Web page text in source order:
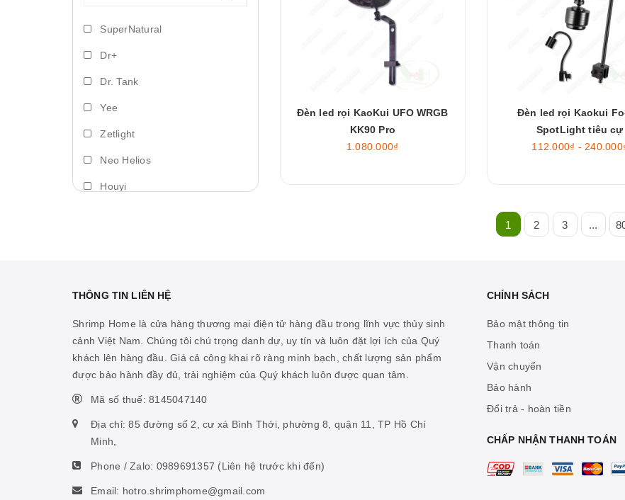
Đèn led rọi KaoKui UFO WRGB
KK90 Pro
1.080.000₫
Đèn led rọi Kaokui
SpotLight tiêu cự
112.000₫ -
1 2 3 ...
Vitamin cá biển
Hỗ trợ ao hồ
Nhíp
Phụ kiện ấp artemia
Hỗ trợ tiêu hóa
SuperNatural
Dr+
Dr. Tank
Yee
Zetlight
Neo Helios
Houyi
Dymax
Cibi
KZJ
Mius
KW zone
Coloer
THÔNG TIN LIÊN HỆ
Shrimp Home là cửa hàng thương mại điện tử hàng đầu trong lĩnh vực thủy sinh
cảnh Việt Nam. Chúng tôi chú trọng danh dự, uy tín và luôn đặt lợi ích của Quý
khách lên hàng đầu. Giá cả công khai rõ ràng minh bạch, chất lượng sản phẩm
được bảo hành đầy đủ, trải nghiệm của Quý khách luôn được quan tâm.
Mã số thuế: 8145047140
Địa chỉ: 85 đường số 2, cư xá Bình Thới, phường 8, quận 11, TP Hồ Chí
Minh,
Phone / Zalo: 0989691357 (Liên hệ trước khi đến)
Email: hotro.shrimphome@gmail.com
CHÍNH SÁCH
Bảo mật thông tin
Thanh toán
Vận chuyển
Bảo hành
Đổi trả - hoàn tiền
CHẤP NHẬN THANH TOÁN